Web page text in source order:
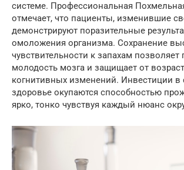
системе. Профессиональная
отмечает, что пациенты, изменившие
демонстрируют поразительные
омоложения организма. Сохранение
чувствительности к запахам позволяет
молодость мозга и защищает от
когнитивных изменений. Инвестиции в
здоровье окупаются способностью
ярко, тонко чувствуя каждый нюанс